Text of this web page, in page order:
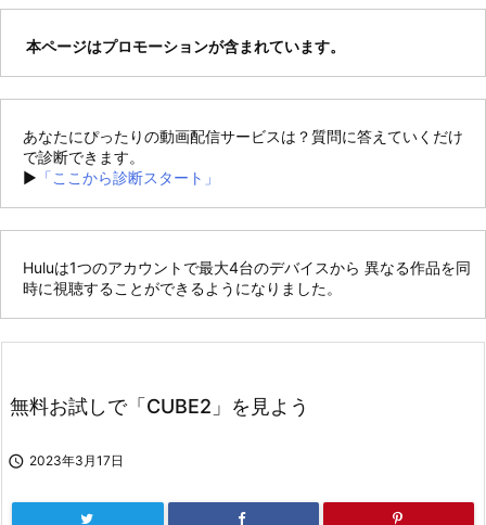
本ページはプロモーションが含まれています。
あなたにぴったりの動画配信サービスは？質問に答えていくだけ
で診断できます。
► 「ここから診断スタート」
Huluは1つのアカウントで最大4台のデバイスから 異なる作品を同
時に視聴することができるようになりました。
無料お試しで「CUBE2」を見よう
 2023年3月17日